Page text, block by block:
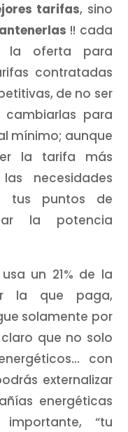
tarifas, sino
!! cada
la oferta para
contratadas
de no ser
para
mínimo; aunque
la tarifa más
necesidades
tus puntos de
la potencia
un 21% de la
la que paga,
solamente por
que no solo
con
externalizar
energéticas
“tu